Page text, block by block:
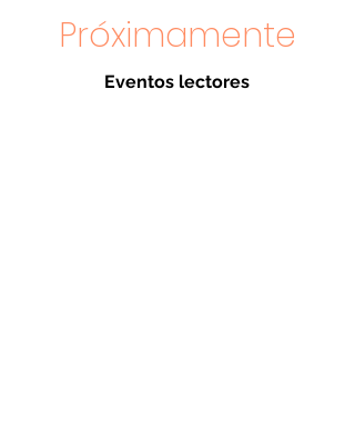
Próximamente
Eventos lectores